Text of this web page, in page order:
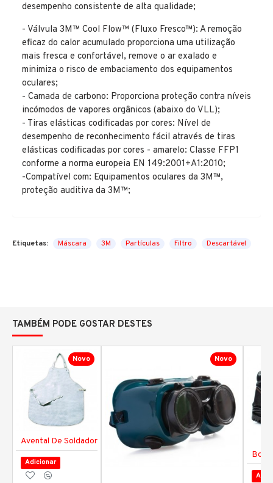
desempenho consistente de alta qualidade;
- Válvula 3M™ Cool Flow™ (Fluxo Fresco™): A remoção
eficaz do calor acumulado proporciona uma utilização
mais fresca e confortável, remove o ar exalado e
minimiza o risco de embaciamento dos equipamentos
oculares;
- Camada de carbono: Proporciona proteção contra níveis
incómodos de vapores orgânicos (abaixo do VLL);
- Tiras elásticas codificadas por cores: Nível de
desempenho de reconhecimento fácil através de tiras
elásticas codificadas por cores - amarelo: Classe FFP1
conforme a norma europeia EN 149:2001+A1:2010;
-Compatível com: Equipamentos oculares da 3M™,
proteção auditiva da 3M™;
Etiquetas: Máscara 3M Partículas Filtro Descartável
TAMBÉM PODE GOSTAR DESTES
Novo
Avental De Soldador
Adicionar
Novo
Bota